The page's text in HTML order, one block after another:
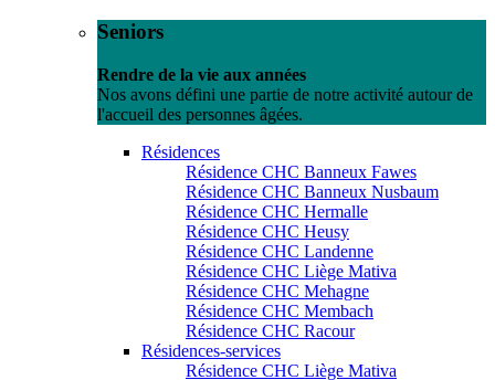
Seniors
Rendre de la vie aux années
Nos avons défini une partie de notre activité autour de
l'accueil des personnes âgées.
Résidences
Résidence CHC Banneux Fawes
Résidence CHC Banneux Nusbaum
Résidence CHC Hermalle
Résidence CHC Heusy
Résidence CHC Landenne
Résidence CHC Liège Mativa
Résidence CHC Mehagne
Résidence CHC Membach
Résidence CHC Racour
Résidences-services
Résidence CHC Liège Mativa